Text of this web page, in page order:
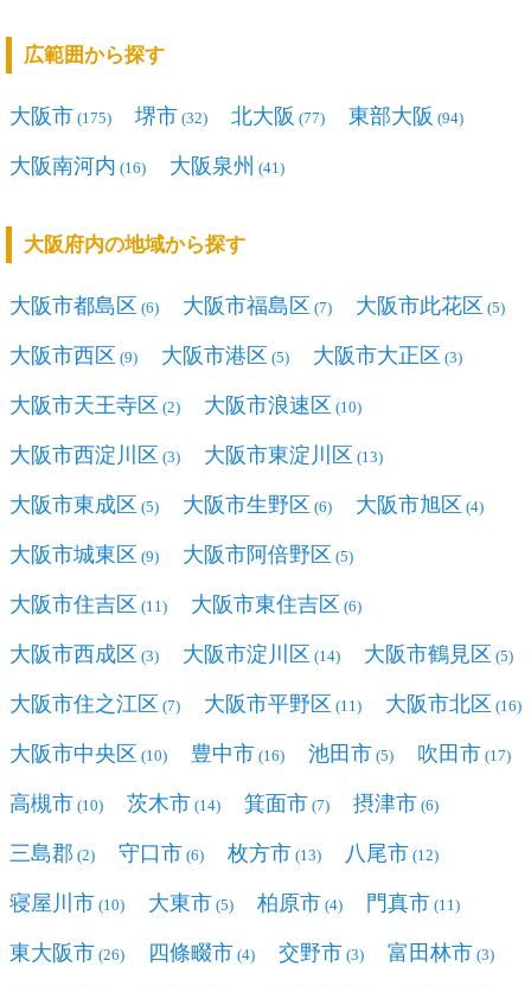
広範囲から探す
大阪市 (175) 堺市 (32) 北大阪 (77) 東部大阪 (94)
大阪南河内 (16) 大阪泉州 (41)
大阪府内の地域から探す
大阪市都島区 (6) 大阪市福島区 (7) 大阪市此花区 (5)
大阪市西区 (9) 大阪市港区 (5) 大阪市大正区 (3)
大阪市天王寺区 (2) 大阪市浪速区 (10)
大阪市西淀川区 (3) 大阪市東淀川区 (13)
大阪市東成区 (5) 大阪市生野区 (6) 大阪市旭区 (4)
大阪市城東区 (9) 大阪市阿倍野区 (5)
大阪市住吉区 (11) 大阪市東住吉区 (6)
大阪市西成区 (3) 大阪市淀川区 (14) 大阪市鶴見区 (5)
大阪市住之江区 (7) 大阪市平野区 (11) 大阪市北区 (16)
大阪市中央区 (10) 豊中市 (16) 池田市 (5) 吹田市 (17)
高槻市 (10) 茨木市 (14) 箕面市 (7) 摂津市 (6)
三島郡 (2) 守口市 (6) 枚方市 (13) 八尾市 (12)
寝屋川市 (10) 大東市 (5) 柏原市 (4) 門真市 (11)
東大阪市 (26) 四條畷市 (4) 交野市 (3) 富田林市 (3)